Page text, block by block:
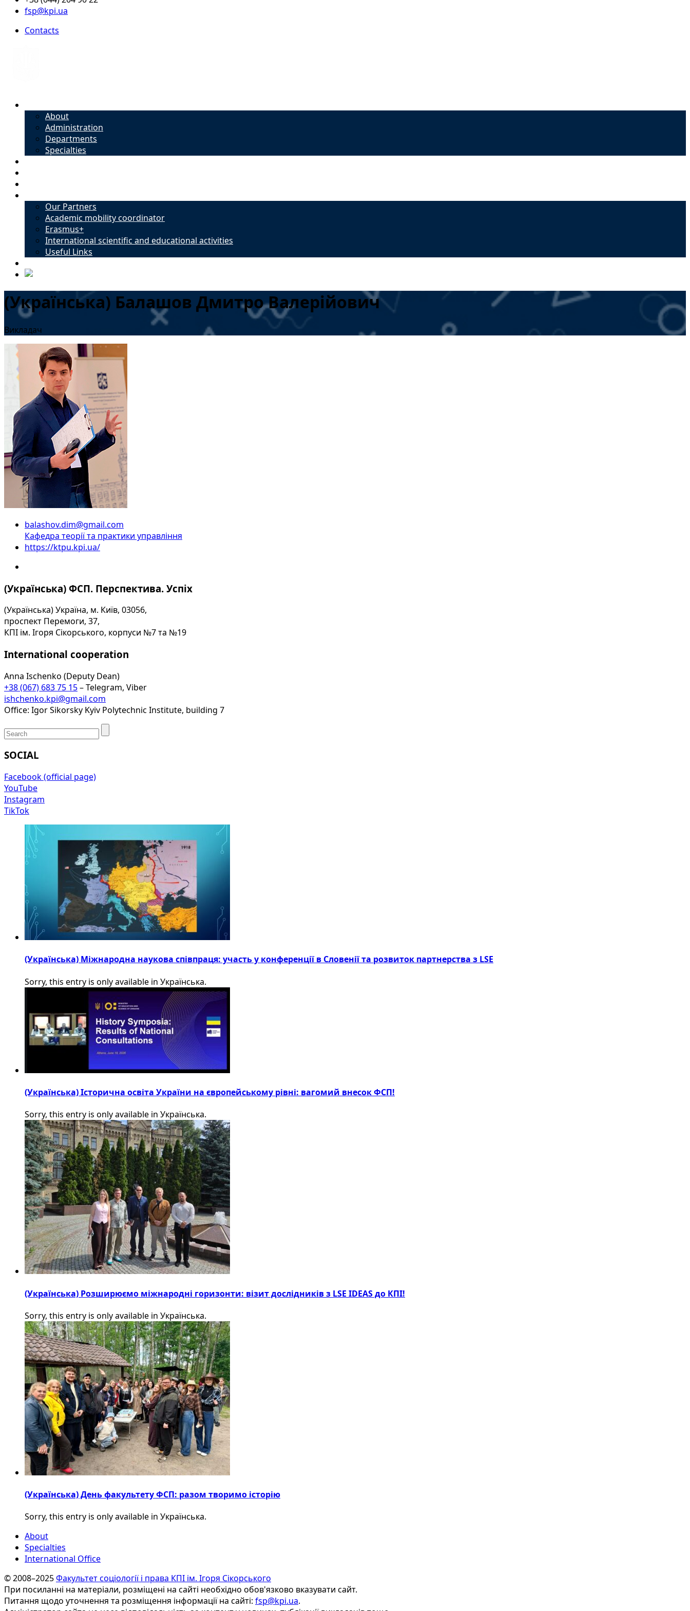
fsp@kpi.ua
Contacts
About
Administration
Departments
Specialties
Our Partners
Academic mobility coordinator
Erasmus+
International scientific and educational activities
Useful Links
(Українська) Балашов Дмитро Валерійович
Викладач
balashov.dim@gmail.com
Кафедра теорії та практики управління
https://ktpu.kpi.ua/
(Українська) ФСП. Перспектива. Успіх
(Українська) Україна, м. Київ, 03056,
проспект Перемоги, 37,
КПІ ім. Ігоря Сікорського, корпуси №7 та №19
International cooperation
Anna Ischenko (Deputy Dean)
+38 (067) 683 75 15– Telegram, Viber
ishchenko.kpi@gmail.com
Office: Igor Sikorsky Kyiv Polytechnic Institute, building 7
SOCIAL
Facebook (official page)
YouTube
Instagram
TikTok
(Українська) Міжнародна наукова співпраця: участь у конференції в Словенії та розвиток партнерства з LSE
Sorry, this entry is only available in Українська.
(Українська) Історична освіта України на європейському рівні: вагомий внесок ФСП!
Sorry, this entry is only available in Українська.
(Українська) Розширюємо міжнародні горизонти: візит дослідників з LSE IDEAS до КПІ!
Sorry, this entry is only available in Українська.
(Українська) День факультету ФСП: разом творимо історію
Sorry, this entry is only available in Українська.
About
Specialties
International Office
© 2008–2025Факультет соціології і права КПІ ім. Ігоря Сікорського
При посиланні на матеріали, розміщені на сайті необхідно обов'язково вказувати сайт.
Питання щодо уточнення та розміщення інформації на сайті: fsp@kpi.ua.